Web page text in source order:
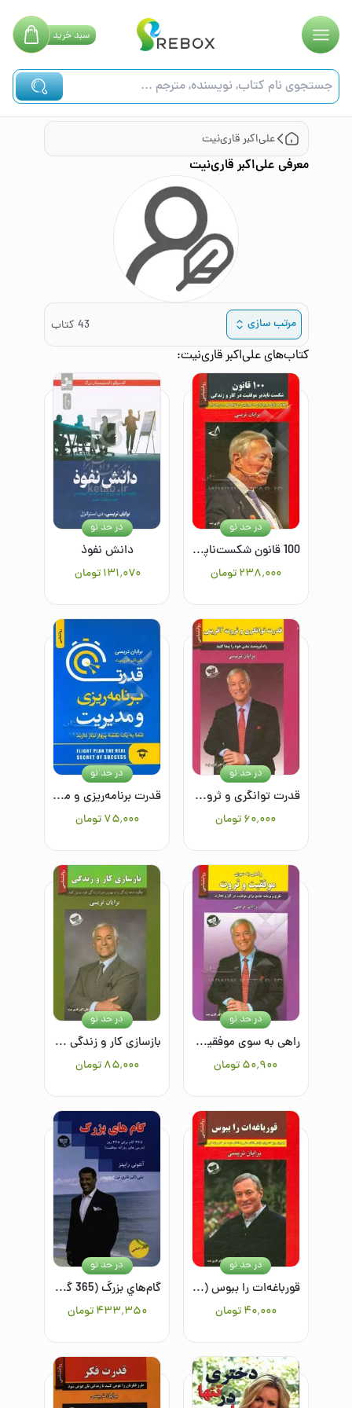
سبدخرید
علی‌اکبر قاری‌نیت
معرفی علی‌اکبر قاری‌نیت
مرتب سازی 43 کتاب
کتاب‌هایعلی‌اکبر قاری‌نیت:
100 قانون شکست‌ناپذیر موفقیت در کار و زندگی
۲۳۸٬۰۰۰ تومان
در حد نو
دانش نفوذ
۱۳۱٬۰۷۰ تومان
در حد نو
قدرت توانگری و ثروت‌آفرینی: راه ثروتمند شدن خود را پیدا کنید
۶۰٬۰۰۰تومان
در حد نو
قدرت برنامه‌ریزی و مدیریت: شما به یک نقشه پرواز احتیاج دارید
۷۵٬۰۰۰ تومان
در حد نو
راهی به سوی موفقیت و ثروت
۵۰٬۹۰۰تومان
در حد نو
بازسازی کار و زندگی (چگونه ادامه زندگی را به بهترین دوران زندگی خود تبدیل کنید)
۸۵٬۰۰۰ تومان
در حد نو
قورباغه‌ات را ببوس (12 روش بزرگ برای تبدیل افکار منفی به افکار مثبت در کار و زندگیتان)
۴۰٬۰۰۰ تومان
در حد نو
گام‌هاي بزرگ (365 گام براي 365 روز / درس‌هاي روزانه موفقيت)
۴۳۳٬۳۵۰ تومان
در حد نو